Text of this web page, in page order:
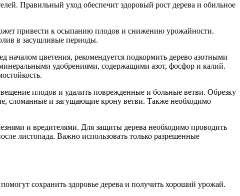
Правильный уход обеспечит здоровый рост дерева и обильное
привести к осыпанию плодов и снижению урожайности.
в засушливые периоды.
началом цветения, рекомендуется подкормить дерево азотными
удобрениями, содержащими азот, фосфор и калий.
плодов и удалить поврежденные и больные ветви. Обрезку
сломанные и загущающие крону ветви. Также необходимо
и вредителями. Для защиты дерева необходимо проводить
листопада. Важно использовать только разрешенные
сохранить здоровье дерева и получить хороший урожай.